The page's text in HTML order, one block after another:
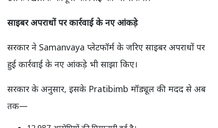
साइबर अपराधों पर कार्रवाई के नए आंकड़े
सरकार ने Samanvaya प्लेटफॉर्म के जरिए साइबर अपराधों पर
हुई कार्रवाई के नए आंकड़े भी साझा किए।
सरकार के अनुसार, इसके Pratibimb मॉड्यूल की मदद से अब
तक—